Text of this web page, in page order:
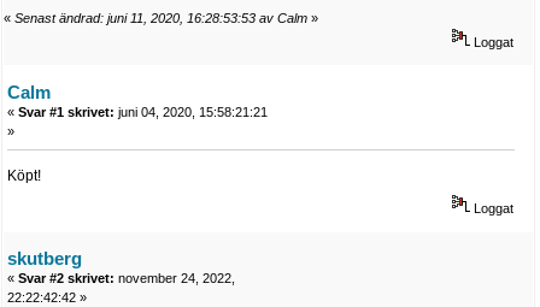
« Senast ändrad: juni 11, 2020, 16:28:53:53 av Calm »
Loggat
Calm
« Svar #1 skrivet: juni 04, 2020, 15:58:21:21
»
Köpt!
Loggat
skutberg
« Svar #2 skrivet: november 24, 2022,
22:22:42:42 »